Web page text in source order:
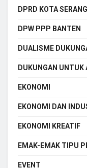
DPRD KOTA SERANG
DPW PPP BANTEN
DUALISME
DUKUNGAN UNTUK
EKONOMI
EKONOMI DAN
EKONOMI KREATIF
EMAK-EMAK TIPU
EVENT